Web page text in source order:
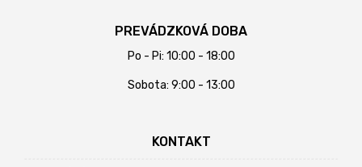
PREVÁDZKOVÁ DOBA
Po - Pi: 10:00 - 18:00
Sobota: 9:00 - 13:00
KONTAKT